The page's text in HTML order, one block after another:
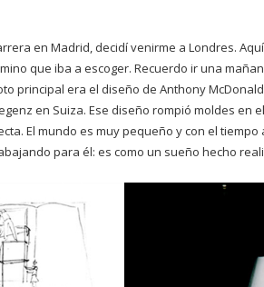
en Madrid, decidí venirme a Londres.
que iba a escoger. Recuerdo ir una
principal era el diseño de Anthony
en Suiza. Ese diseño rompió moldes en
El mundo es muy pequeño y con el
para él: es como un sueño hecho